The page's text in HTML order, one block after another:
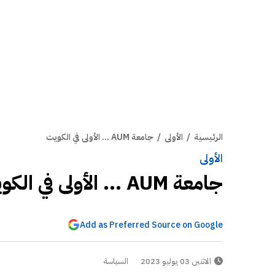
الرئيسية / الأولى / جامعة AUM ... الأولى في الكويت
الأولى
جامعة AUM ... الأولى في الكويت
Add as Preferred Source on Google
الاثنين 03 يوليو 2023 السياسة